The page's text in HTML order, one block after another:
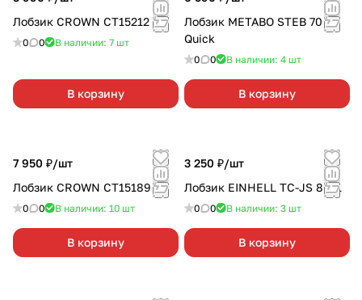
Лобзик CROWN СТ15212
0 0 В наличии: 7 шт
В корзину
Лобзик METABO STEB 70
Quick
0 0 В наличии: 4 шт
В корзину
7 950 ₽/шт
Лобзик CROWN CT15189
0 0 В наличии: 10 шт
В корзину
3 250 ₽/шт
Лобзик EINHELL TC-JS 80/1
0 0 В наличии: 3 шт
В корзину